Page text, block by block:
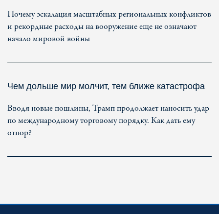
Почему эскалация масштабных региональных конфликтов
и рекордные расходы на вооружение еще не означают
начало мировой войны
Чем дольше мир молчит, тем ближе катастрофа
Вводя новые пошлины, Трамп продолжает наносить удар
по международному торговому порядку. Как дать ему
отпор?